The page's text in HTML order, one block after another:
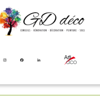
- PLAINTEL